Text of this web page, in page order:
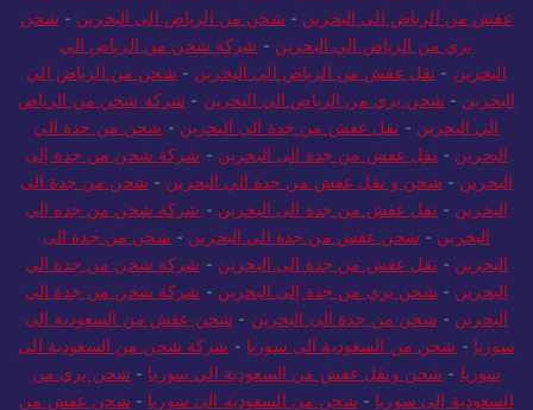
عفش من الرياض الي البحرين -شحن من الرياض الي البحرين -نقل
عفش من الرياض الى البحرين-شحن من الرياض الى البحرين-
بري من الرياض الي البحرين-
شركة شحن من الرياض الي
البحرين-نقل عفش من الرياض الى البحرين-شحن من الرياض الي
البحرين-شحن بري من الرياض الي البحرين-شركة شحن من الرياض
الي البحرين
-نقل عفش من جدة الى البحرين -شحن من جدة الي
البحرين -نقل عفش من جدة الى البحرين -شركة شحن من جدة إلى
البحرين- شحن و نقل عفش من جدة الي البحرين-شحن من جدة الى
البحرين - نقل عفش من جدة الى البحرين -شركة شحن من جدة الي
البحرين -شحن عفش من جدة الي البحرين-شحن من جدة الى
البحرين - نقل عفش من جدة الى البحرين - شركة شحن من جدة الي
البحرين - شحن بري من جدة إلى البحرين-شركة شحن من جدة الي
البحرين -شحن من جدة الى البحرين- شحن عفش من السعودية الى
سوريا - شحن من السعودية الى سوريا-شركة شحن من السعودية الى
سوريا-شحن ونقل عفش من السعودية الي سوريا - شحن بري من